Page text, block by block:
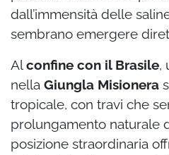
dall’immensità delle
sembrano emergere
Alconfine con il Brasile,
nella Giungla Misionera
tropicale, con travi che
prolungamento naturale
posizione straordinaria